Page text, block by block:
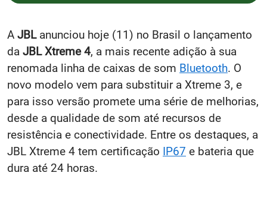
A JBL anunciou hoje (11) no Brasil o lançamento
da JBL Xtreme 4, a mais recente adição à sua
renomada linha de caixas de som Bluetooth. O
novo modelo vem para substituir a Xtreme 3, e
para isso versão promete uma série de melhorias,
desde a qualidade de som até recursos de
resistência e conectividade. Entre os destaques, a
JBL Xtreme 4 tem certificação IP67 e bateria que
dura até 24 horas.